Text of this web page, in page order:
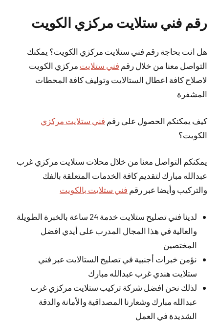
رقم فني ستلايت مركزي الكويت
هل انت بحاجة رقم فني ستلايت مركزي الكويت؟ يمكنك
التواصل معنا من خلال رقم فني ستلايت مركزي الكويت
لاصلاح كافة اعطال الستالايت وتوليف كافة المحطات
المشفرة
كيف يمكنكم الحصول على رقم فني ستلايت مركزي
الكويت؟
يمكنكم التواصل معنا من خلال محلات ستلايت مركزي غرب
عبدالله مبارك لتقديم كافة الخدمات المتعلقة بالفك
والتركيب وأيضا عبر رقم فني ستلايت بالكويت
لدينا فني تصليح ستلايت خدمة 24 ساعة بالخبرة الطويلة
والعالية في هذا المجال المدرب على أيدي افضل
المختصين
نؤمن خبرات أجنبية في تصليح الستالايت عبر فني
ستلايت هندي غرب عبدالله مبارك
لذلك نحن افضل شركة تركيب ستلايت مركزي غرب
عبدالله مبارك وشعارنا المصداقية والأمانة والدقة
الشديدة في العمل